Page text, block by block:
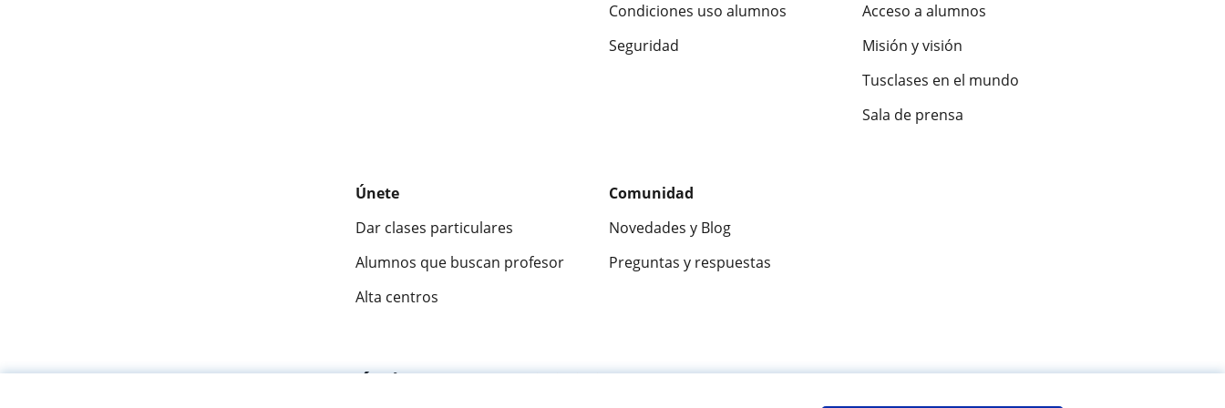
Condiciones uso alumnos
Seguridad
Acceso a alumnos
Misión y visión
Tusclases en el mundo
Sala de prensa
Únete
Dar clases particulares
Alumnos que buscan profesor
Alta centros
Comunidad
Novedades y Blog
Preguntas y respuestas
Fantástica 9,5/10 ★★★★★